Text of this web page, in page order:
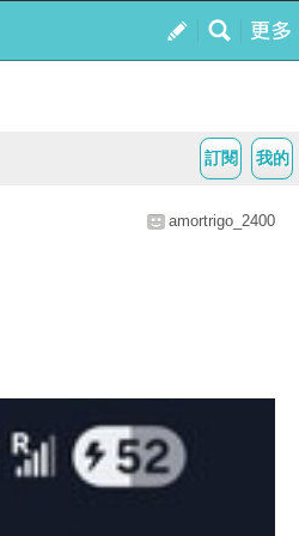
我的
訂閱
amortrigo_2400